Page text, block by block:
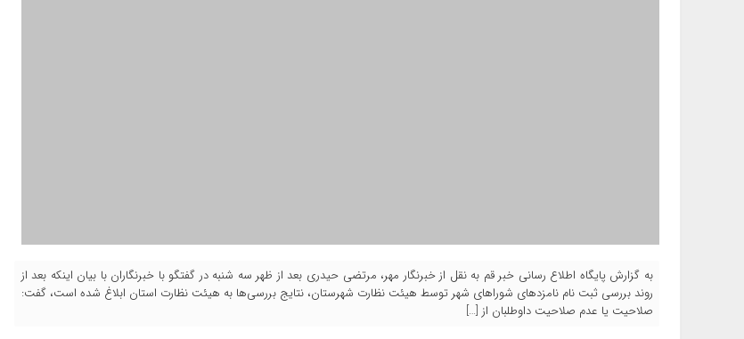
به گزارش پایگاه اطلاع رسانی خبر قم به نقل از خبرنگار مهر، مرتضی حیدری بعد از ظهر سه شنبه در گفتگو با خبرنگاران با بیان اینکه بعد از
روند بررسی ثبت نام نامزدهای شوراهای شهر توسط هیئت نظارت شهرستان، نتایج بررسی‌ها به هیئت نظارت استان ابلاغ شده است، گفت:
صلاحیت یا عدم صلاحیت داوطلبان از […]